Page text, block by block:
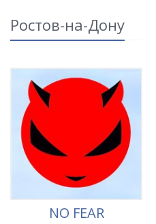
Ростов-на-Дону
NO FEAR